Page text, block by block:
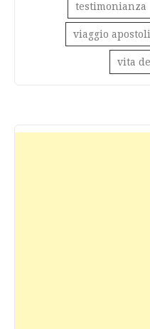
testimonianza
viaggio
vita